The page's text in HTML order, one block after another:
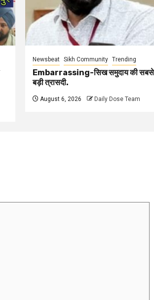
Newsbeat Sikh Community Trending
Embarrassing-सिख समुदाय की सबसे
बड़ी त्रासदी.
August 6, 2026 Daily Dose Team